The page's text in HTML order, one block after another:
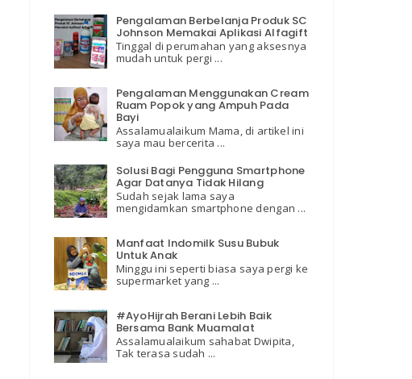
Pengalaman Berbelanja Produk SC
Johnson Memakai Aplikasi Alfagift
Tinggal di perumahan yang aksesnya
mudah untuk pergi ...
Pengalaman Menggunakan Cream
Ruam Popok yang Ampuh Pada
Bayi
Assalamualaikum Mama, di artikel ini
saya mau bercerita ...
Solusi Bagi Pengguna Smartphone
Agar Datanya Tidak Hilang
Sudah sejak lama saya
mengidamkan smartphone dengan ...
Manfaat Indomilk Susu Bubuk
Untuk Anak
Minggu ini seperti biasa saya pergi ke
supermarket yang ...
#AyoHijrah Berani Lebih Baik
Bersama Bank Muamalat
Assalamualaikum sahabat Dwipita,
Tak terasa sudah ...